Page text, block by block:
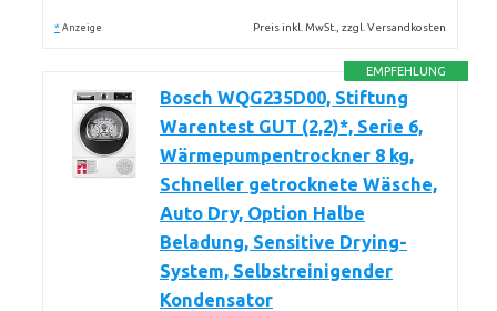
* Anzeige Preis inkl. MwSt., zzgl. Versandkosten
EMPFEHLUNG
Bosch WQG235D00, Stiftung
Warentest GUT (2,2)*, Serie 6,
Wärmepumpentrockner 8 kg,
Schneller getrocknete Wäsche,
Auto Dry, Option Halbe
Beladung, Sensitive Drying-
System, Selbstreinigender
Kondensator